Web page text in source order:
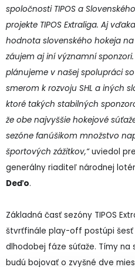
spoločnosti TIPOS a
projekte TIPOS Extraliga. Aj
hodnota slovenského hokeja
záujem aj iní významní
plánujeme v našej spolupráci
smerom k rozvoju SHL a iných
ktoré takých stabilných
že obe najvyššie hokejové
sezóne fanúšikom množstvo
športových zážitkov,“uviedol
generálny riaditeľ národnej
Deďo.
Základná časť sezóny TIPOS
štvrťfinále play-off postúpi šesť
dlhodobej fáze súťaže. Tímy
budú bojovať o zvyšné dve